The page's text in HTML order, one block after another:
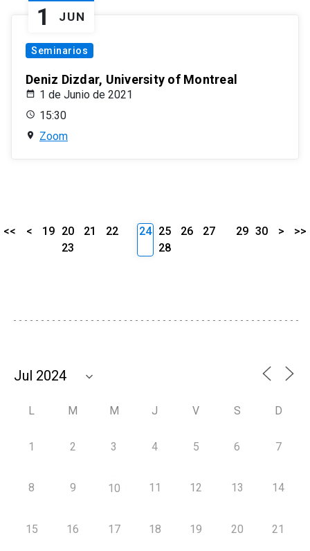
1 JUN
Seminarios
Deniz Dizdar, University of Montreal
1 de Junio de 2021
15:30
Zoom
<< < 19 20 21
22
23
24 25 26
27
28
29 30 > >>
L M M J V S D
1 2 3 4 5 6 7
8 9 10 11 12 13 14
15 16 17 18 19 20 21